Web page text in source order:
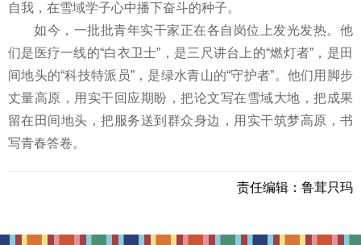
自我，在雪域学子心中播下奋斗的种子。
如今，一批批青年实干家正在各自岗位上发光发热。他
们是医疗一线的“白衣卫士”，是三尺讲台上的“燃灯者”，是田
间地头的“科技特派员”，是绿水青山的“守护者”。他们用脚步
丈量高原，用实干回应期盼，把论文写在雪域大地，把成果
留在田间地头，把服务送到群众身边，用实干筑梦高原，书
写青春答卷。
责任编辑： 鲁茸只玛